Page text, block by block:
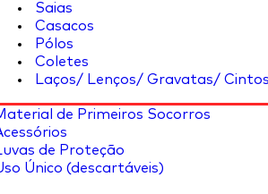
Saias
Casacos
Pólos
Coletes
Laços/ Lenços/ Gravatas/ Cintos
de Primeiros Socorros
de Proteção
Único (descartáveis)